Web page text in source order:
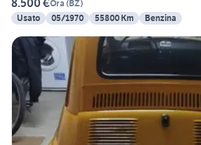
8.500 €Ora (BZ)
Usato
05/1970 55800 Km Benzina